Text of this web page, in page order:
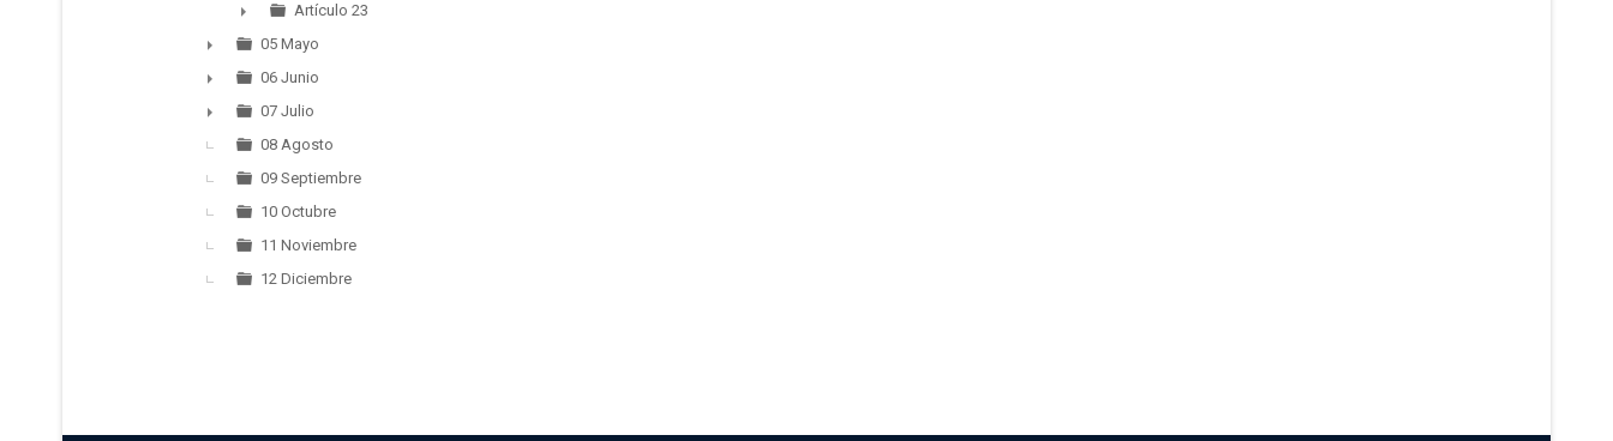
►
Artículo 23
►
05 Mayo
►
06 Junio
►
07 Julio
08 Agosto
09 Septiembre
10 Octubre
11 Noviembre
12 Diciembre